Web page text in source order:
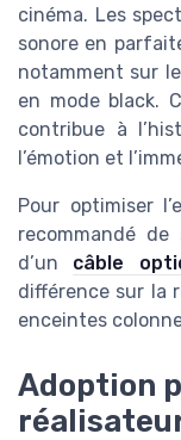
cinéma. Les
sonore en
notamment sur
en mode black.
contribue à
l’émotion et
Pour optimiser
recommandé de
d’un câble
différence sur la
enceintes
Adoption